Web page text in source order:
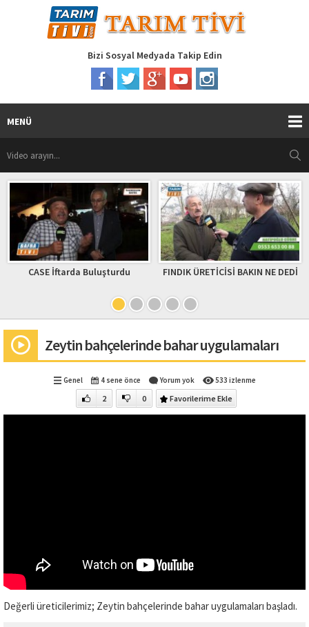
Bizi Sosyal Medyada Takip Edin
MENÜ
CASE İftarda Buluşturdu FINDIK ÜRETİCİSİ BAKIN NE DEDİ
Zeytin bahçelerinde bahar uygulamaları
Genel 4 sene önce Yorum yok 533 izlenme
2 0 Favorilerime Ekle
Değerli üreticilerimiz; Zeytin bahçelerinde bahar uygulamaları başladı.